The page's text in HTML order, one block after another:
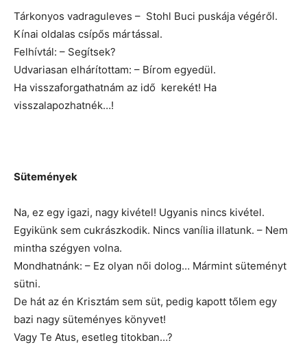
Tárkonyos vadraguleves – Stohl Buci puskája végéről.
Kínai oldalas csípős mártással.
Felhívtál: – Segítsek?
Udvariasan elhárítottam: – Bírom egyedül.
Ha visszaforgathatnám az idő kerekét! Ha
visszalapozhatnék…!
Sütemények
Na, ez egy igazi, nagy kivétel! Ugyanis nincs kivétel.
Egyikünk sem cukrászkodik. Nincs vanília illatunk. – Nem
mintha szégyen volna.
Mondhatnánk: – Ez olyan női dolog… Mármint süteményt
sütni.
De hát az én Krisztám sem süt, pedig kapott tőlem egy
bazi nagy süteményes könyvet!
Vagy Te Atus, esetleg titokban…?